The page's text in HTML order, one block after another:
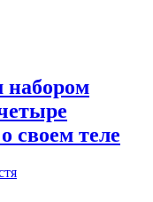
своем теле